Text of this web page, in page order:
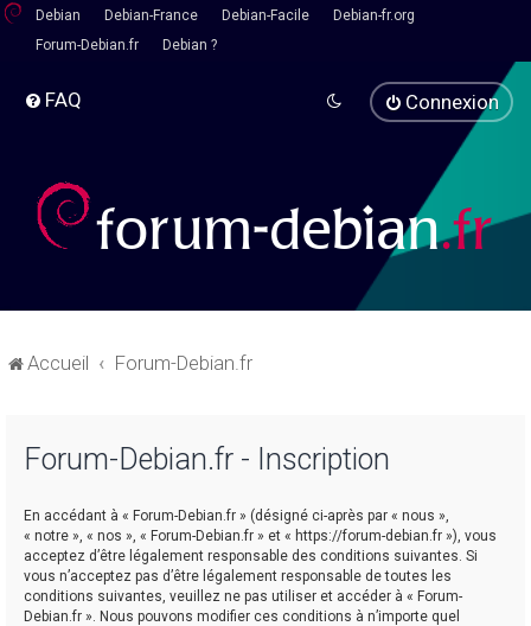
Debian Debian-France Debian-Facile
Debian-fr.org
Forum-Debian.fr
Debian ?
FAQ Connexion
Accueil Forum-Debian.fr
Forum-Debian.fr - Inscription
En accédant à « Forum-Debian.fr » (désigné ci-après par « nous »,
« notre », « nos », « Forum-Debian.fr » et « https://forum-debian.fr »), vous
acceptez d’être légalement responsable des conditions suivantes. Si
vous n’acceptez pas d’être légalement responsable de toutes les
conditions suivantes, veuillez ne pas utiliser et accéder à « Forum-
Debian.fr ». Nous pouvons modifier ces conditions à n’importe quel